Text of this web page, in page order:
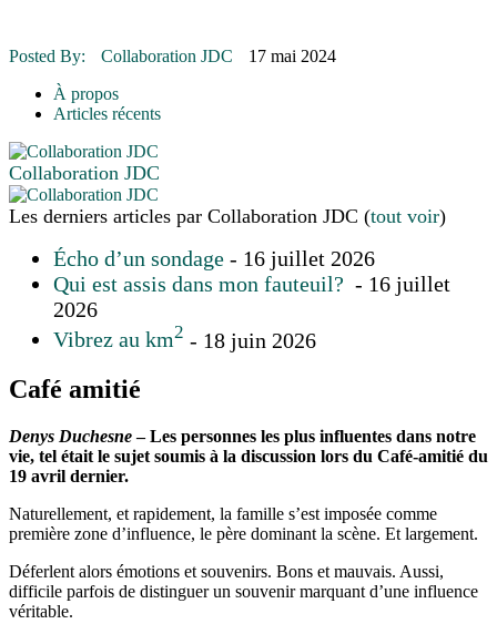
16 juillet 2026 | ENVIRONNEMENT
16 juillet 2026
Posted By: Collaboration JDC
17 mai 2024
À propos
Articles récents
Collaboration JDC
Les derniers articles par Collaboration JDC (tout voir)
Écho d’un sondage - 16 juillet 2026
Qui est assis dans mon fauteuil? - 16 juillet
2026
Vibrez au km2 - 18 juin 2026
Café amitié
Denys Duchesne– Les personnes les plus influentes dans notre
vie, tel était le sujet soumis à la discussion lors du Café-amitié du
19 avril dernier.
Naturellement, et rapidement, la famille s’est imposée comme
première zone d’influence, le père dominant la scène. Et largement.
Déferlent alors émotions et souvenirs. Bons et mauvais. Aussi,
difficile parfois de distinguer un souvenir marquant d’une influence
véritable.